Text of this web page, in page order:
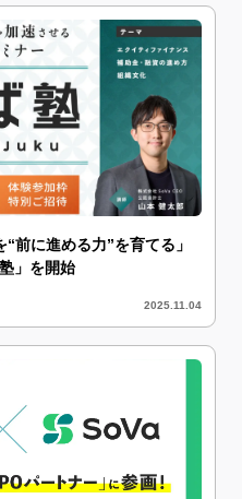
前に進める力”を育てる」
」を開始
2025.11.04